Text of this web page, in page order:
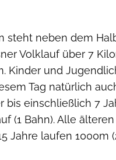
steht neben dem
Volklauf über 7
Kinder und
Tag natürlich
bis einschließlich 7
(1 Bahn). Alle
Jahre laufen 1000m